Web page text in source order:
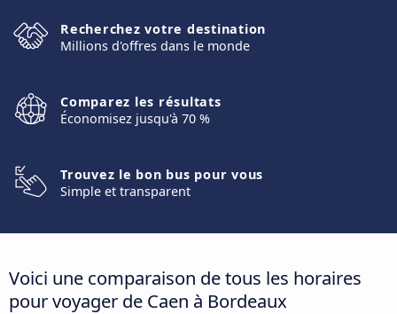
Recherchez votre destination
Millions d'offres dans le monde
Comparez les résultats
Économisez jusqu'à 70 %
Trouvez le bon bus pour vous
Simple et transparent
Voici une comparaison de tous les horaires
pour voyager de Caen à Bordeaux